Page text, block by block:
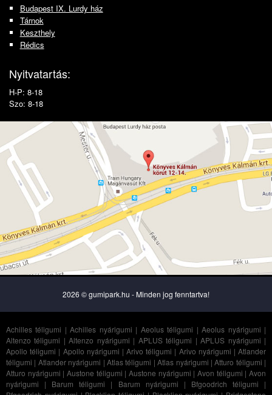
Budapest IX. Lurdy ház
Tárnok
Keszthely
Rédics
Nyitvatartás:
H-P: 8-18
Szo: 8-18
2026 © gumipark.hu - Minden jog fenntartva!
Achilles téligumi |Achilles nyárigumi | Aeolus téligumi |Aeolus nyárigumi |
Altenzo téligumi |Altenzo nyárigumi | APLUS téligumi |APLUS nyárigumi |
Apollo téligumi | Apollo nyárigumi |Arivo téligumi | Arivo nyárigumi |Atlander
téligumi | Atlander nyárigumi | Atlas téligumi |Atlas nyárigumi |Atturo téligumi |
Atturo nyárigumi |Austone téligumi |Austone nyárigumi |Avon téligumi |Avon
nyárigumi | Barum téligumi | Barum nyárigumi | Bfgoodrich téligumi |